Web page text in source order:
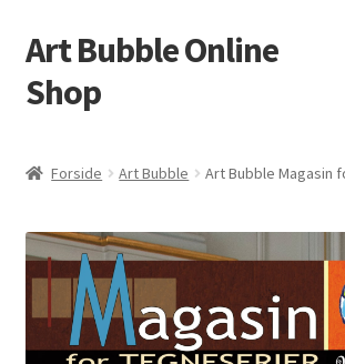
Spring
til
navigation
Spring
til
indhold
Art Bubble Online
Shop
Donation Failed
Donor Dashboard
Forside Art Bubble Art Bubble Magasin